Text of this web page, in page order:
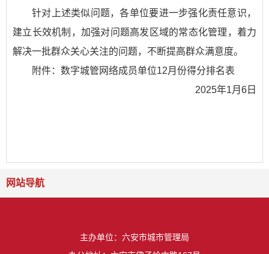
针对上述类似问题，各单位要进一步强化责任意识，
建立长效机制，加强对问题高发区域的常态化管理，着力
解决一批群众关心关注的问题，不断提高群众满意度。
附件：数字城管网络成员单位12月份得分排名表
2025年1月6日
网站导航
主办单位：六安市城市管理局